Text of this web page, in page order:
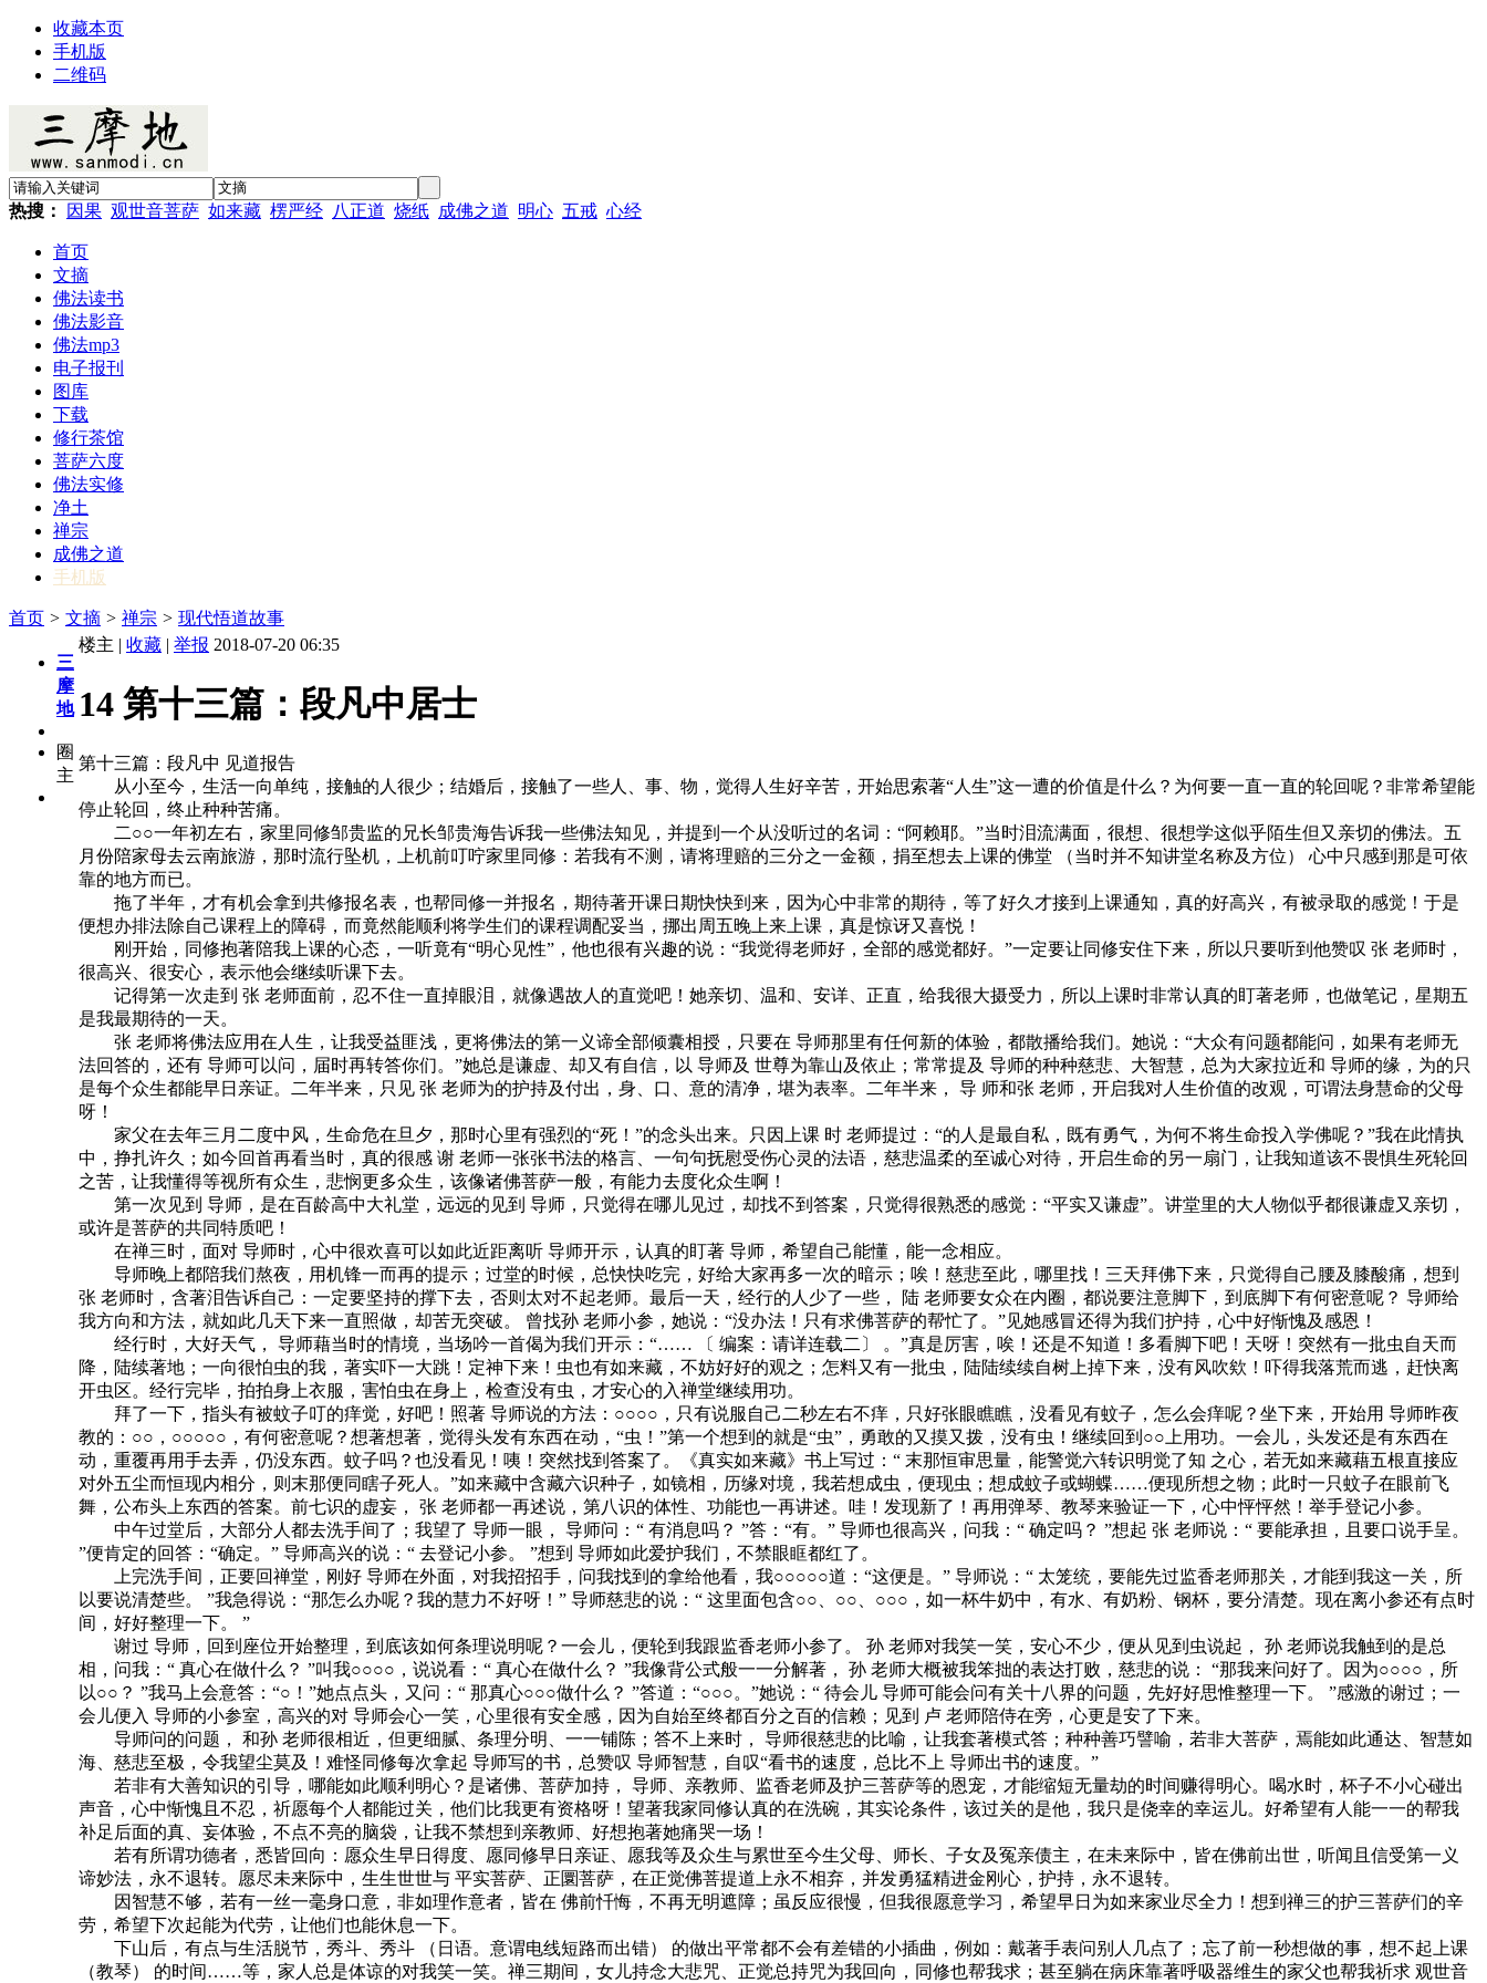
收藏本页
手机版
二维码
热搜： 因果 观世音菩萨 如来藏 楞严经 八正道 烧纸 成佛之道 明心 五戒 心经
首页
文摘
佛法读书
佛法影音
佛法mp3
电子报刊
图库
下载
修行茶馆
菩萨六度
佛法实修
净土
禅宗
成佛之道
手机版
首页 > 文摘 > 禅宗 > 现代悟道故事
三
摩
地
圈
主
楼主 | 收藏 | 举报 2018-07-20 06:35
14 第十三篇：段凡中居士
第十三篇：段凡中 见道报告
从小至今，生活一向单纯，接触的人很少；结婚后，接触了一些人、事、物，觉得人生好辛苦，开始思索著“人生”这一遭的价值是什么？为何要一直一直的轮回呢？非常希望能
停止轮回，终止种种苦痛。
二○○一年初左右，家里同修邹贵监的兄长邹贵海告诉我一些佛法知见，并提到一个从没听过的名词：“阿赖耶。”当时泪流满面，很想、很想学这似乎陌生但又亲切的佛法。五
月份陪家母去云南旅游，那时流行坠机，上机前叮咛家里同修：若我有不测，请将理赔的三分之一金额，捐至想去上课的佛堂 （当时并不知讲堂名称及方位） 心中只感到那是可依
靠的地方而已。
拖了半年，才有机会拿到共修报名表，也帮同修一并报名，期待著开课日期快快到来，因为心中非常的期待，等了好久才接到上课通知，真的好高兴，有被录取的感觉！于是
便想办排法除自己课程上的障碍，而竟然能顺利将学生们的课程调配妥当，挪出周五晚上来上课，真是惊讶又喜悦！
刚开始，同修抱著陪我上课的心态，一听竟有“明心见性”，他也很有兴趣的说：“我觉得老师好，全部的感觉都好。”一定要让同修安住下来，所以只要听到他赞叹 张 老师时，
很高兴、很安心，表示他会继续听课下去。
记得第一次走到 张 老师面前，忍不住一直掉眼泪，就像遇故人的直觉吧！她亲切、温和、安详、正直，给我很大摄受力，所以上课时非常认真的盯著老师，也做笔记，星期五
是我最期待的一天。
张 老师将佛法应用在人生，让我受益匪浅，更将佛法的第一义谛全部倾囊相授，只要在 导师那里有任何新的体验，都散播给我们。她说：“大众有问题都能问，如果有老师无
法回答的，还有 导师可以问，届时再转答你们。”她总是谦虚、却又有自信，以 导师及 世尊为靠山及依止；常常提及 导师的种种慈悲、大智慧，总为大家拉近和 导师的缘，为的只
是每个众生都能早日亲证。二年半来，只见 张 老师为的护持及付出，身、口、意的清净，堪为表率。二年半来， 导 师和张 老师，开启我对人生价值的改观，可谓法身慧命的父母
呀！
家父在去年三月二度中风，生命危在旦夕，那时心里有强烈的“死！”的念头出来。只因上课 时 老师提过：“的人是最自私，既有勇气，为何不将生命投入学佛呢？”我在此情执
中，挣扎许久；如今回首再看当时，真的很感 谢 老师一张张书法的格言、一句句抚慰受伤心灵的法语，慈悲温柔的至诚心对待，开启生命的另一扇门，让我知道该不畏惧生死轮回
之苦，让我懂得等视所有众生，悲悯更多众生，该像诸佛菩萨一般，有能力去度化众生啊！
第一次见到 导师，是在百龄高中大礼堂，远远的见到 导师，只觉得在哪儿见过，却找不到答案，只觉得很熟悉的感觉：“平实又谦虚”。讲堂里的大人物似乎都很谦虚又亲切，
或许是菩萨的共同特质吧！
在禅三时，面对 导师时，心中很欢喜可以如此近距离听 导师开示，认真的盯著 导师，希望自己能懂，能一念相应。
导师晚上都陪我们熬夜，用机锋一而再的提示；过堂的时候，总快快吃完，好给大家再多一次的暗示；唉！慈悲至此，哪里找！三天拜佛下来，只觉得自己腰及膝酸痛，想到
张 老师时，含著泪告诉自己：一定要坚持的撑下去，否则太对不起老师。最后一天，经行的人少了一些， 陆 老师要女众在内圈，都说要注意脚下，到底脚下有何密意呢？ 导师给
我方向和方法，就如此几天下来一直照做，却苦无突破。 曾找孙 老师小参，她说：“没办法！只有求佛菩萨的帮忙了。”见她感冒还得为我们护持，心中好惭愧及感恩！
经行时，大好天气， 导师藉当时的情境，当场吟一首偈为我们开示：“…… 〔 编案：请详连载二〕 。”真是厉害，唉！还是不知道！多看脚下吧！天呀！突然有一批虫自天而
降，陆续著地；一向很怕虫的我，著实吓一大跳！定神下来！虫也有如来藏，不妨好好的观之；怎料又有一批虫，陆陆续续自树上掉下来，没有风吹欸！吓得我落荒而逃，赶快离
开虫区。经行完毕，拍拍身上衣服，害怕虫在身上，检查没有虫，才安心的入禅堂继续用功。
拜了一下，指头有被蚊子叮的痒觉，好吧！照著 导师说的方法：○○○○，只有说服自己二秒左右不痒，只好张眼瞧瞧，没看见有蚊子，怎么会痒呢？坐下来，开始用 导师昨夜
教的：○○，○○○○○，有何密意呢？想著想著，觉得头发有东西在动，“虫！”第一个想到的就是“虫”，勇敢的又摸又拨，没有虫！继续回到○○上用功。一会儿，头发还是有东西在
动，重覆再用手去弄，仍没东西。蚊子吗？也没看见！咦！突然找到答案了。《真实如来藏》书上写过：“ 末那恒审思量，能警觉六转识明觉了知 之心，若无如来藏藉五根直接应
对外五尘而恒现内相分，则末那便同瞎子死人。”如来藏中含藏六识种子，如镜相，历缘对境，我若想成虫，便现虫；想成蚊子或蝴蝶……便现所想之物；此时一只蚊子在眼前飞
舞，公布头上东西的答案。前七识的虚妄， 张 老师都一再述说，第八识的体性、功能也一再讲述。哇！发现新了！再用弹琴、教琴来验证一下，心中怦怦然！举手登记小参。
中午过堂后，大部分人都去洗手间了；我望了 导师一眼， 导师问：“ 有消息吗？ ”答：“有。” 导师也很高兴，问我：“ 确定吗？ ”想起 张 老师说：“ 要能承担，且要口说手呈。
”便肯定的回答：“确定。” 导师高兴的说：“ 去登记小参。 ”想到 导师如此爱护我们，不禁眼眶都红了。
上完洗手间，正要回禅堂，刚好 导师在外面，对我招招手，问我找到的拿给他看，我○○○○○道：“这便是。” 导师说：“ 太笼统，要能先过监香老师那关，才能到我这一关，所
以要说清楚些。 ”我急得说：“那怎么办呢？我的慧力不好呀！” 导师慈悲的说：“ 这里面包含○○、○○、○○○，如一杯牛奶中，有水、有奶粉、钢杯，要分清楚。现在离小参还有点时
间，好好整理一下。 ”
谢过 导师，回到座位开始整理，到底该如何条理说明呢？一会儿，便轮到我跟监香老师小参了。 孙 老师对我笑一笑，安心不少，便从见到虫说起， 孙 老师说我触到的是总
相，问我：“ 真心在做什么？ ”叫我○○○○，说说看：“ 真心在做什么？ ”我像背公式般一一分解著， 孙 老师大概被我笨拙的表达打败，慈悲的说： “那我来问好了。因为○○○○，所
以○○？ ”我马上会意答：“○！”她点点头，又问：“ 那真心○○○做什么？ ”答道：“○○○。”她说：“ 待会儿 导师可能会问有关十八界的问题，先好好思惟整理一下。 ”感激的谢过；一
会儿便入 导师的小参室，高兴的对 导师会心一笑，心里很有安全感，因为自始至终都百分之百的信赖；见到 卢 老师陪侍在旁，心更是安了下来。
导师问的问题， 和孙 老师很相近，但更细腻、条理分明、一一铺陈；答不上来时， 导师很慈悲的比喻，让我套著模式答；种种善巧譬喻，若非大菩萨，焉能如此通达、智慧如
海、慈悲至极，令我望尘莫及！难怪同修每次拿起 导师写的书，总赞叹 导师智慧，自叹“看书的速度，总比不上 导师出书的速度。”
若非有大善知识的引导，哪能如此顺利明心？是诸佛、菩萨加持， 导师、亲教师、监香老师及护三菩萨等的恩宠，才能缩短无量劫的时间赚得明心。喝水时，杯子不小心碰出
声音，心中惭愧且不忍，祈愿每个人都能过关，他们比我更有资格呀！望著我家同修认真的在洗碗，其实论条件，该过关的是他，我只是侥幸的幸运儿。好希望有人能一一的帮我
补足后面的真、妄体验，不点不亮的脑袋，让我不禁想到亲教师、好想抱著她痛哭一场！
若有所谓功德者，悉皆回向：愿众生早日得度、愿同修早日亲证、愿我等及众生与累世至今生父母、师长、子女及冤亲债主，在未来际中，皆在佛前出世，听闻且信受第一义
谛妙法，永不退转。愿尽未来际中，生生世世与 平实菩萨、正圜菩萨，在正觉佛菩提道上永不相弃，并发勇猛精进金刚心，护持，永不退转。
因智慧不够，若有一丝一毫身口意，非如理作意者，皆在 佛前忏悔，不再无明遮障；虽反应很慢，但我很愿意学习，希望早日为如来家业尽全力！想到禅三的护三菩萨们的辛
劳，希望下次起能为代劳，让他们也能休息一下。
下山后，有点与生活脱节，秀斗、秀斗 （日语。意谓电线短路而出错） 的做出平常都不会有差错的小插曲，例如：戴著手表问别人几点了；忘了前一秒想做的事，想不起上课
（教琴） 的时间……等，家人总是体谅的对我笑一笑。禅三期间，女儿持念大悲咒、正觉总持咒为我回向，同修也帮我求；甚至躺在病床靠著呼吸器维生的家父也帮我祈求 观世音